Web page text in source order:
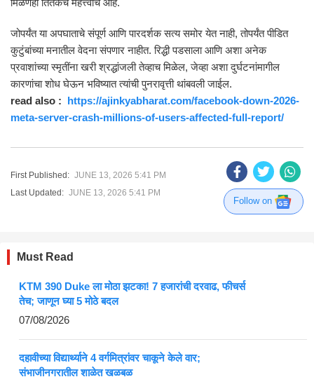
मिळणेही तितकेच महत्त्वाचे आहे.
जोपर्यंत या अपघाताचे संपूर्ण आणि पारदर्शक सत्य समोर येत नाही, तोपर्यंत पीडित
कुटुंबांच्या मनातील वेदना संपणार नाहीत. रिद्धी पडसाला आणि अशा अनेक
प्रवाशांच्या स्मृतींना खरी श्रद्धांजली तेव्हाच मिळेल, जेव्हा अशा दुर्घटनांमागील
कारणांचा शोध घेऊन भविष्यात त्यांची पुनरावृत्ती थांबवली जाईल.
read also : https://ajinkyabharat.com/facebook-down-2026-
meta-server-crash-millions-of-users-affected-full-report/
First Published: JUNE 13, 2026 5:41 PM
Last Updated: JUNE 13, 2026 5:41 PM
Follow on
Must Read
KTM 390 Duke ला मोठा झटका! 7 हजारांची दरवाढ, फीचर्स
तेच; जाणून घ्या 5 मोठे बदल
07/08/2026
दहावीच्या विद्यार्थ्याने 4 वर्गमित्रांवर चाकूने केले वार;
संभाजीनगरातील शाळेत खळबळ